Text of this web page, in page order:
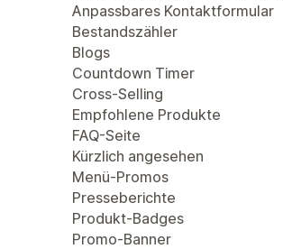
Anpassbares Kontaktformular
Bestandszähler
Blogs
Countdown Timer
Cross-Selling
Empfohlene Produkte
FAQ-Seite
Kürzlich angesehen
Menü-Promos
Presseberichte
Produkt-Badges
Promo-Banner